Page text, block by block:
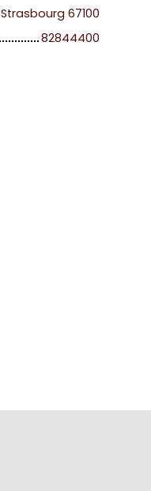
Strasbourg 67100
82844400